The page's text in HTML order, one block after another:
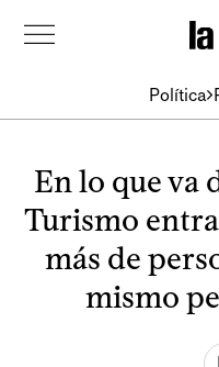
Política
En lo que va
Turismo
más de
mismo